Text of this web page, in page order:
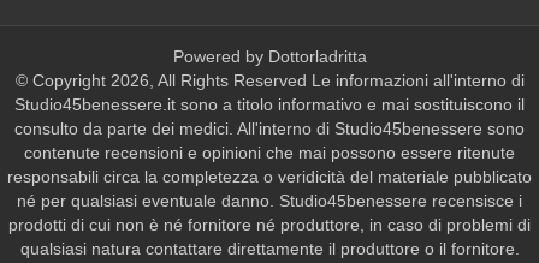
Powered by Dottorladritta
© Copyright 2026, All Rights Reserved Le informazioni all'interno di
Studio45benessere.it sono a titolo informativo e mai sostituiscono il
consulto da parte dei medici. All'interno di Studio45benessere sono
contenute recensioni e opinioni che mai possono essere ritenute
responsabili circa la completezza o veridicità del materiale pubblicato
né per qualsiasi eventuale danno. Studio45benessere recensisce i
prodotti di cui non è né fornitore né produttore, in caso di problemi di
qualsiasi natura contattare direttamente il produttore o il fornitore.